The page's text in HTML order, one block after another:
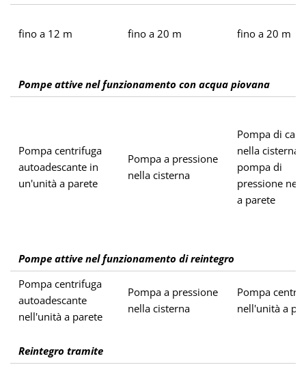
fino a 12 m fino a 20 m fino a 20 m
Pompe attive nel funzionamento con acqua piovana
Pompa centrifuga
autoadescante in
un'unità a parete
Pompa a pressione
nella cisterna
Pompa di
nella cisterna
pompa di
pressione
a parete
Pompe attive nel funzionamento di reintegro
Pompa centrifuga
autoadescante
nell'unità a parete
Pompa a pressione
nella cisterna
Pompa
nell'unità a
Reintegro tramite